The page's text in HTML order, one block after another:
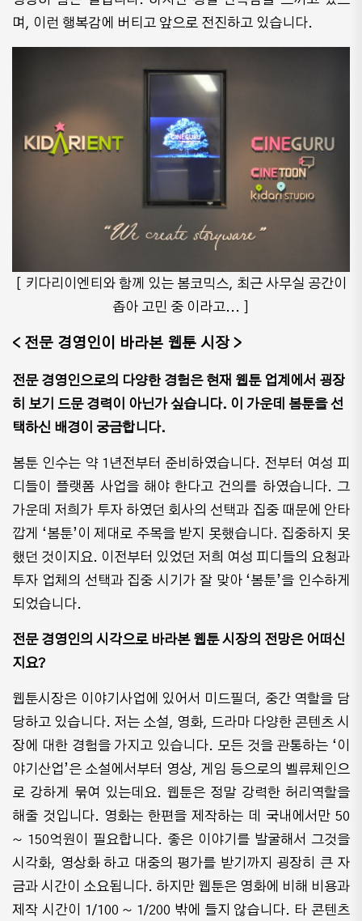
며, 이런 행복감에 버티고 앞으로 전진하고 있습니다.
[ 키다리이엔티와 함께 있는 봄코믹스, 최근 사무실 공간이
좁아 고민 중 이라고... ]
< 전문 경영인이 바라본 웹툰 시장 >
전문 경영인으로의 다양한 경험은 현재 웹툰 업계에서 굉장
히 보기 드문 경력이 아닌가 싶습니다. 이 가운데 봄툰을 선
택하신 배경이 궁금합니다.
봄툰 인수는 약 1년전부터 준비하였습니다. 전부터 여성 피
디들이 플랫폼 사업을 해야 한다고 건의를 하였습니다. 그
가운데 저희가 투자 하였던 회사의 선택과 집중 때문에 안타
깝게 ‘봄툰’이 제대로 주목을 받지 못했습니다. 집중하지 못
했던 것이지요. 이전부터 있었던 저희 여성 피디들의 요청과
투자 업체의 선택과 집중 시기가 잘 맞아 ‘봄툰’을 인수하게
되었습니다.
전문 경영인의 시각으로 바라본 웹툰 시장의 전망은 어떠신
지요?
웹툰시장은 이야기사업에 있어서 미드필더, 중간 역할을 담
당하고 있습니다. 저는 소설, 영화, 드라마 다양한 콘텐츠 시
장에 대한 경험을 가지고 있습니다. 모든 것을 관통하는 ‘이
야기산업’은 소설에서부터 영상, 게임 등으로의 벨류체인으
로 강하게 묶여 있는데요. 웹툰은 정말 강력한 허리역할을
해줄 것입니다. 영화는 한편을 제작하는 데 국내에서만 50
~ 150억원이 필요합니다. 좋은 이야기를 발굴해서 그것을
시각화, 영상화 하고 대중의 평가를 받기까지 굉장히 큰 자
금과 시간이 소요됩니다. 하지만 웹툰은 영화에 비해 비용과
제작 시간이 1/100 ~ 1/200 밖에 들지 않습니다. 타 콘텐츠